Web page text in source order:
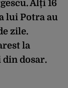
Alți 16
lui Potra au
zile.
la
dosar.